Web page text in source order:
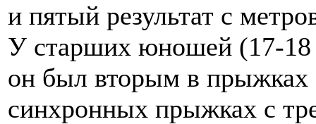
и пятый результат с
У старших юношей (17-18
он был вторым в
синхронных прыжках с